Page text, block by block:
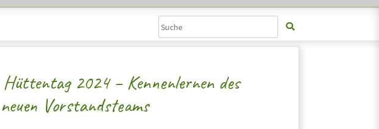
Hüttentag 2024 – Kennenlernen des
neuen Vorstandsteams